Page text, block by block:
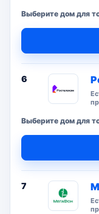
Выберите дом для
6
Выберите дом для
7